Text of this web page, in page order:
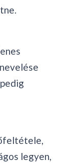
legyen,